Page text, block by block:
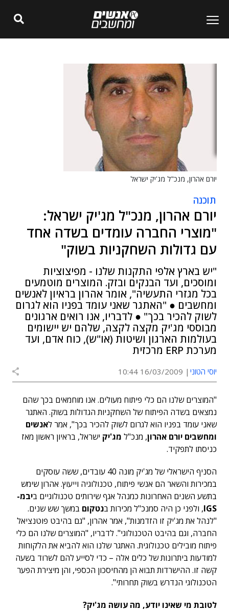
יורם אהרון, מנכ"ל מג'יק ישראל
תוכנה
יורם אהרון, מנכ"ל מג'יק ישראל:
"מוצרי החברה עומדים בשדה אחד
עם גדולות השחקניות בשוק"
"יש בארץ אלפי התקנות שלנו - מפיצוציות
ומוסכים, ועד הבנקים ובזק. המוצרים מוטמעים
בכל מגזרי התעשיה", אומר אהרון בראיון לאנשים
ומחשבים ● "האתגר שאני עומד בפניו הוא לגרום
לשוק להכיר בכך" ● לדבריו, אנו רואים ארגונים
מבוססי מג'יק מקצה לקצה, שלהם יש יישומים
בעולמות הארגון ושיטות (או"ש), כוח אדם, ועד
מערכת ERP מרכזית
יוסי הטוני 16/03/2009 10:44
"המוצרים שלנו הם כלי פיתוח מעולים. אנו מוחמאים בכך שהם
נמצאים בשדה הפיתוח של השחקניות הגדולות בשוק. האתגר
שאני עומד בפניו הוא לגרום לשוק להכיר בכך", אמר לאנשים
ומחשבים יורם אהרון, מנכ"ל מג'יק ישראל, בראיון ראשון מאז
כניסתו לתפקיד.
הסניף הישראלי של מג'יק מונה 40 עובדים, ששה עוסקים
במכירות והשאר הם אנשי פיתוח, טכנולוגיה וייעוץ. אהרון שימש
בתשע השנים האחרונות כמנהל אגף שירותים טכנולוגיים ביבמ-
IGS, ולפני כן היה סמנכ"ל מכירות בנטקום במשך שש שנים.
"לנהל את מג'יק זו הזדמנות", אמר אהרון, "גם בהיבט פוטנציאל
החברה, וגם בהיבט הטכנולוגי". לדבריו, "המוצרים שלנו הם כלי
פיתוח מובילים טכנולוגית. האתגר שלנו הוא להביא את הלקוחות
למודעות ביתרונות של כלים אלה – כדי לסייע להם לשרוד בשעה
קשה זו. ההישרדות תבוא הן מהחיסכון הכספי, והן מיצירת הפער
הטכנולוגי הנדרש בשוק תחרותי".
לטובת מי שאינו יודע, מה עושה מג'יק?